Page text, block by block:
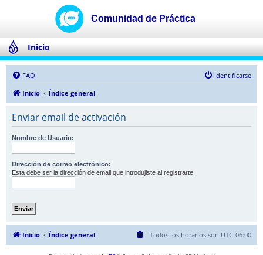
Inicio
FAQ
Identificarse
Inicio
Índice general
Enviar email de activación
Nombre de Usuario:
Dirección de correo electrónico:
Esta debe ser la dirección de email que introdujiste al registrarte.
Inicio Índice general Todos los horarios son UTC-06:00